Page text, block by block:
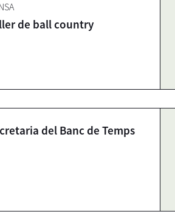
de ball country
del Banc de Temps